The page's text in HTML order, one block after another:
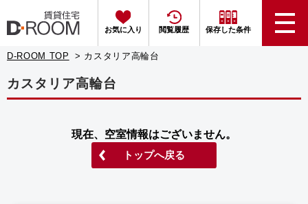
お気に入り 閲覧履歴 保存した条件
D-ROOM TOP カスタリア高輪台
カスタリア高輪台
現在、空室情報はございません。
トップへ戻る